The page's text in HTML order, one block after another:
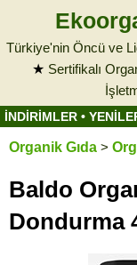
Türkiye'nin Öncü ve
★ Sertifikalı
İNDİRİMLER •
Organik Gıda >
Baldo
Dondurma